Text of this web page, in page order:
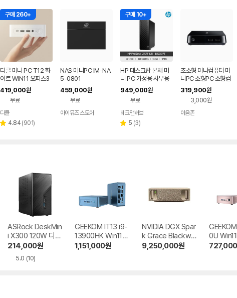
구매 260+
디클 미니 PC T12 화
이트 WIN11 오피스3
65 N95 8G 128G
데스크탑 본체 가정용
사무용 주식용 초소형
컴퓨터
419,000원
무료
페이
디클
별 4.84 리
(901)
NAS 미니PC IM-NA
5-0801
459,000원
무료
아이뮤즈 스토어
구매 10+
HP 데스크탑 본체 미
니 PC 가정용 사무용
컴퓨터 14세대 인텔 i3
WIN11홈
949,000원
무료
테크앤허브
별 5 리
(3)
초소형 미니컴퓨터 미
니PC 소형PC 소형컴
퓨터 공간절약 공간활
용
319,900원
3,000원
이음존
ASRock DeskMin
i X300 120W 디앤
디컴
214,000원
5.0 (10)
GEEKOM IT13 i9-
13900HK Win11Pr
o
1,151,000원
NVIDIA DGX Spar
k Grace Blackwel
l9,250,000원
0U
727,000